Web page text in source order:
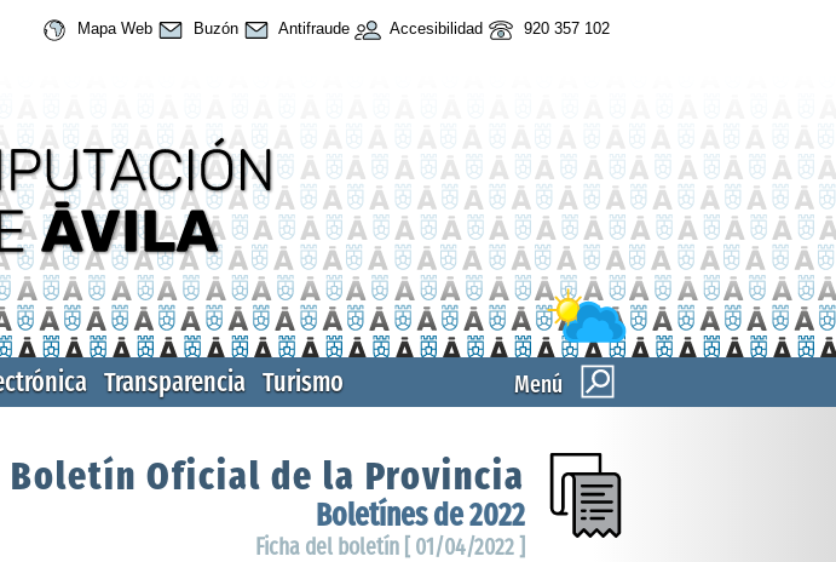
Mapa Web Buzón Antifraude Accesibilidad 920 357 102
Menú
Transparencia Turismo
Boletín Oficial de la Provincia
Boletínes de 2022
Ficha del boletín [ 01/04/2022 ]